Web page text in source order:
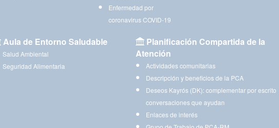
Enfermedad por
coronavirus COVID-19
Aula de Entorno Saludable
Salud Ambiental
Seguridad Alimentaria
Planificación Compartida de la
Atención
Actividades comunitarias
Descripción y beneficios de la PCA
Deseos Kayrós (DK): complementar por escrito
conversaciones que ayudan
Enlaces de interés